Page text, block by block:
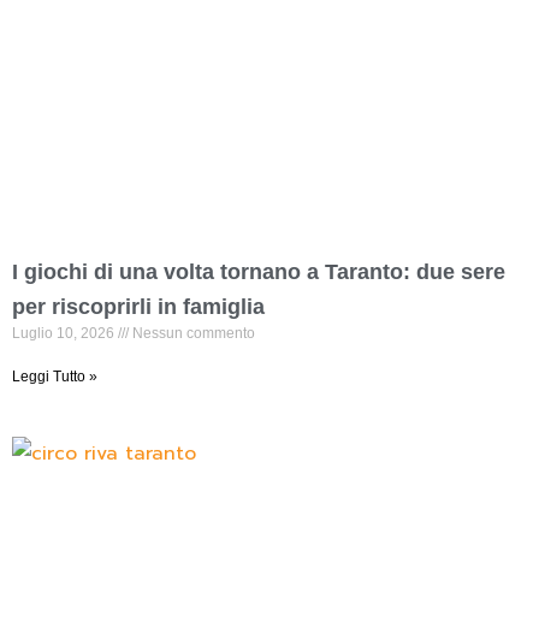
I giochi di una volta tornano a Taranto: due sere
per riscoprirli in famiglia
Luglio 10, 2026 Nessun commento
Leggi Tutto »